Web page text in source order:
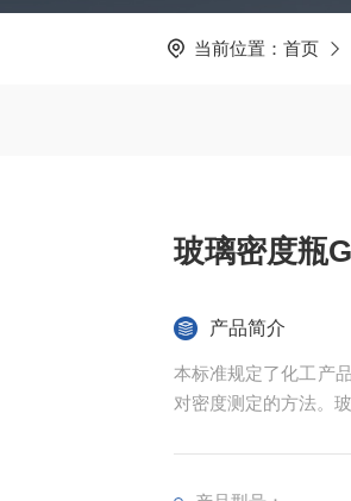
当前位置： 首页
玻璃密度瓶
产品简介
本标准规定了化工产
对密度测定的方法。